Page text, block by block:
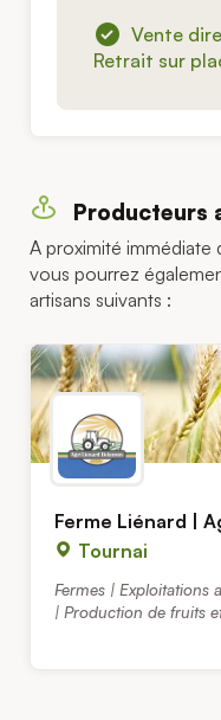
Vente
Retrait sur
Producteurs
A proximité
vous pourrez
artisans suivants :
Ferme Liénard |
Tournai
Fermes | Exploitations
| Production de fruits